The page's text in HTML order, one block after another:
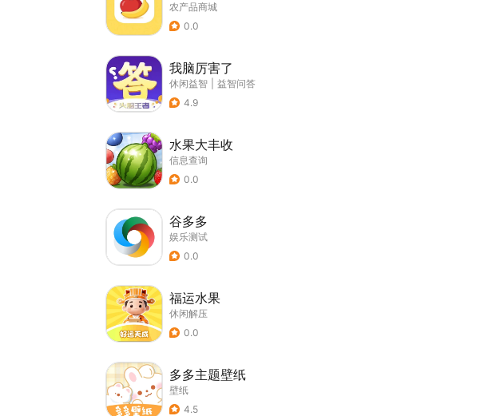
农产品商城
0.0
我脑厉害了
休闲益智
益智问答
4.9
水果大丰收
信息查询
0.0
谷多多
娱乐测试
0.0
福运水果
休闲解压
0.0
多多主题壁纸
壁纸
4.5